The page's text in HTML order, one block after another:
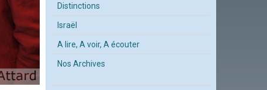
Distinctions
Israël
A lire, A voir, A écouter
Nos Archives